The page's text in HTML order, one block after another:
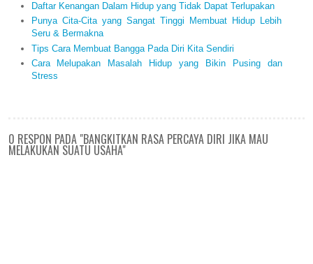
Daftar Kenangan Dalam Hidup yang Tidak Dapat Terlupakan
Punya Cita-Cita yang Sangat Tinggi Membuat Hidup Lebih
Seru & Bermakna
Tips Cara Membuat Bangga Pada Diri Kita Sendiri
Cara Melupakan Masalah Hidup yang Bikin Pusing dan
Stress
0 RESPON PADA "BANGKITKAN RASA PERCAYA DIRI JIKA MAU
MELAKUKAN SUATU USAHA"